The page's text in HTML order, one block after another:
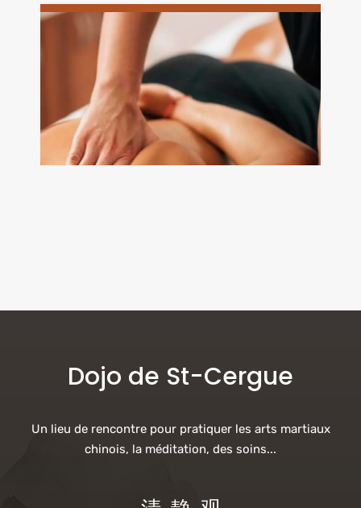
Dojo de St-Cergue
Un lieu de rencontre pour pratiquer les arts martiaux
chinois, la méditation, des soins...